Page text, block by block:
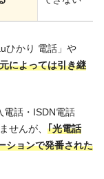
ひかり 電話」や
によっては引き継
電話・ISDN電話
せんが、 ｢光電話
ションで発番された